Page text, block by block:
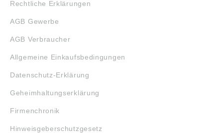
Rechtliche Erklärungen
AGB Gewerbe
AGB Verbraucher
Allgemeine Einkaufsbedingungen
Datenschutz-Erklärung
Geheimhaltungserklärung
Firmenchronik
Hinweisgeberschutzgesetz